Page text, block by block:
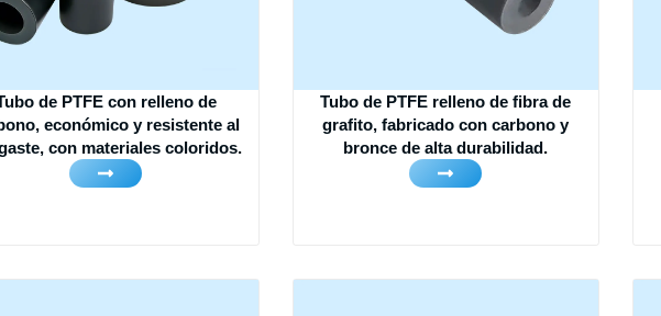
de PTFE con relleno de
económico y resistente al
con materiales coloridos.
Tubo de PTFE relleno de fibra de
grafito, fabricado con carbono y
bronce de alta durabilidad.